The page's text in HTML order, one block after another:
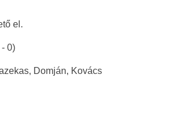
el.
- 0)
Domján, Kovács